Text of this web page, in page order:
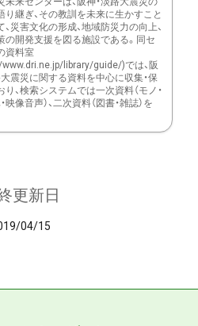
り継ぎ、その教訓を未来に生かすこと
、災害文化の形成、地域防災力の向上、
の開発支援を図る施設である。同セ
資料室
library/guide/)では、阪
大震災に関する資料を中心に収集・保
り、検索システムでは一次資料（モノ・
映像音声）、二次資料（図書・雑誌）を
更新日
04/15